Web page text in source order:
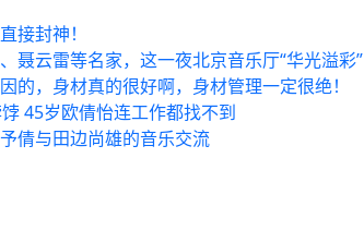
接封神！
聂云雷等名家，这一夜北京音乐厅“华光溢彩”
的，身材真的很好啊，身材管理一定很绝！
45岁欧倩怡连工作都找不到
倩与田边尚雄的音乐交流